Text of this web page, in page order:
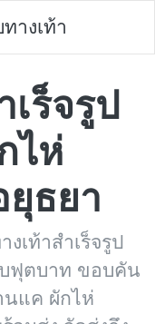
างเท้า
ร็จรูป
ไห่
ธยา
เท้าสำเร็จรูป
ฟุตบาท ขอบคัน
แค ผักไห่